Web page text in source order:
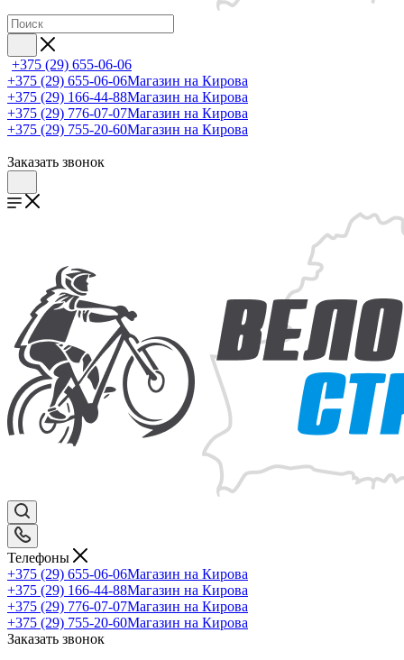
+375 (29) 655-06-06
+375 (29) 655-06-06Магазин на Кирова
+375 (29) 166-44-88Магазин на Кирова
+375 (29) 776-07-07Магазин на Кирова
+375 (29) 755-20-60Магазин на Кирова
Заказать звонок
Телефоны
+375 (29) 655-06-06Магазин на Кирова
+375 (29) 166-44-88Магазин на Кирова
+375 (29) 776-07-07Магазин на Кирова
+375 (29) 755-20-60Магазин на Кирова
Заказать звонок